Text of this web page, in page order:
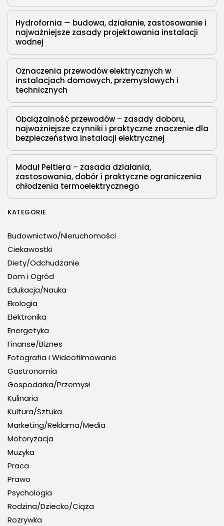
Hydrofornia — budowa, działanie, zastosowanie i
najważniejsze zasady projektowania instalacji
wodnej
Oznaczenia przewodów elektrycznych w
instalacjach domowych, przemysłowych i
technicznych
Obciążalność przewodów – zasady doboru,
najważniejsze czynniki i praktyczne znaczenie dla
bezpieczeństwa instalacji elektrycznej
Moduł Peltiera – zasada działania,
zastosowania, dobór i praktyczne ograniczenia
chłodzenia termoelektrycznego
KATEGORIE
Budownictwo/Nieruchomości
Ciekawostki
Diety/Odchudzanie
Dom i Ogród
Edukacja/Nauka
Ekologia
Elektronika
Energetyka
Finanse/Biznes
Fotografia i Wideofilmowanie
Gastronomia
Gospodarka/Przemysł
Kulinaria
Kultura/Sztuka
Marketing/Reklama/Media
Motoryzacja
Muzyka
Praca
Prawo
Psychologia
Rodzina/Dziecko/Ciąża
Rozrywka